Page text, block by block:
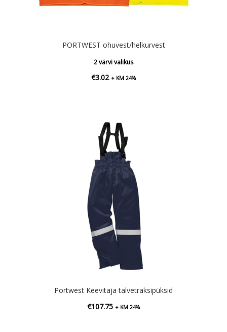
PORTWEST ohuvest/helkurvest
2 värvi valikus
€3.02 + KM 24%
Portwest Keevitaja talvetraksipüksid
€107.75 + KM 24%